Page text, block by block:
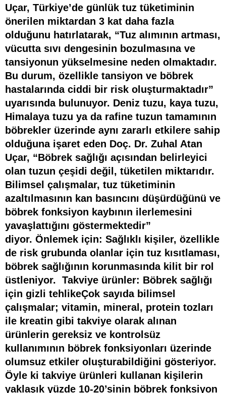
Uçar, Türkiye’de günlük tuz tüketiminin
önerilen miktardan 3 kat daha fazla
olduğunu hatırlatarak, “Tuz alımının artması,
vücutta sıvı dengesinin bozulmasına ve
tansiyonun yükselmesine neden olmaktadır.
Bu durum, özellikle tansiyon ve böbrek
hastalarında ciddi bir risk oluşturmaktadır”
uyarısında bulunuyor. Deniz tuzu, kaya tuzu,
Himalaya tuzu ya da rafine tuzun tamamının
böbrekler üzerinde aynı zararlı etkilere sahip
olduğuna işaret eden Doç. Dr. Zuhal Atan
Uçar, “Böbrek sağlığı açısından belirleyici
olan tuzun çeşidi değil, tüketilen miktarıdır.
Bilimsel çalışmalar, tuz tüketiminin
azaltılmasının kan basıncını düşürdüğünü ve
böbrek fonksiyon kaybının ilerlemesini
yavaşlattığını göstermektedir”
diyor. Önlemek için: Sağlıklı kişiler, özellikle
de risk grubunda olanlar için tuz kısıtlaması,
böbrek sağlığının korunmasında kilit bir rol
üstleniyor. Takviye ürünler: Böbrek sağlığı
için gizli tehlikeÇok sayıda bilimsel
çalışmalar; vitamin, mineral, protein tozları
ile kreatin gibi takviye olarak alınan
ürünlerin gereksiz ve kontrolsüz
kullanımının böbrek fonksiyonları üzerinde
olumsuz etkiler oluşturabildiğini gösteriyor.
Öyle ki takviye ürünleri kullanan kişilerin
yaklaşık yüzde 10-20’sinin böbrek fonksiyon